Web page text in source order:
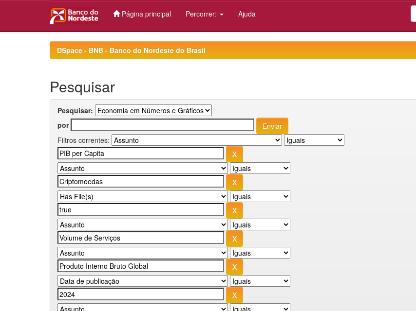
Página principal Percorrer: Ajuda
DSpace - BNB - Banco do Nordeste do Brasil
Pesquisar
Pesquisar:
por
Filtros correntes: